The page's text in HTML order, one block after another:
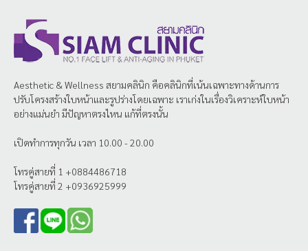
Aesthetic & Wellness สยามคลินิก คือคลินิกที่เน้นเฉพาะทางด้านการ
ปรับโครงสร้างใบหน้าและรูปร่างโดยเฉพาะ เราเก่งในเรื่องวิเคราะห์ใบหน้า
อย่างแม่นยำ มีปัญหาตรงไหน แก้ที่ตรงนั้น
เปิดทำการทุกวัน เวลา 10.00 - 20.00
โทรคู่สายที่ 1 +0884486718
โทรคู่สายที่ 2 +0936925999